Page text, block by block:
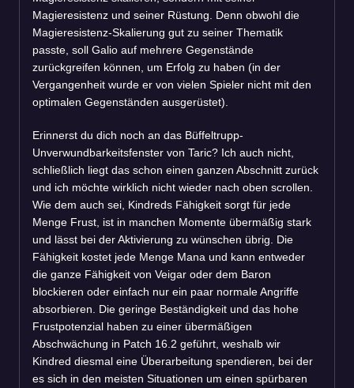
Magieresistenz und seiner Rüstung. Denn obwohl die
Magieresistenz-Skalierung gut zu seiner Thematik
passte, soll Galio auf mehrere Gegenstände
zurückgreifen können, um Erfolg zu haben (in der
Vergangenheit wurde er von vielen Spieler nicht mit den
optimalen Gegenständen ausgerüstet).
Erinnerst du dich noch an das Büffeltrupp-
Unverwundbarkeitsfenster von Taric? Ich auch nicht,
schließlich liegt das schon einen ganzen Abschnitt zurück
und ich möchte wirklich nicht wieder nach oben scrollen.
Wie dem auch sei, Kindreds Fähigkeit sorgt für jede
Menge Frust, ist in manchen Momente übermäßig stark
und lässt bei der Aktivierung zu wünschen übrig. Die
Fähigkeit kostet jede Menge Mana und kann entweder
die ganze Fähigkeit von Veigar oder dem Baron
blockieren oder einfach nur ein paar normale Angriffe
absorbieren. Die geringe Beständigkeit und das hohe
Frustpotenzial haben zu einer übermäßigen
Abschwächung in Patch 16.2 geführt, weshalb wir
Kindred diesmal eine Überarbeitung spendieren, bei der
es sich in den meisten Situationen um einen spürbaren